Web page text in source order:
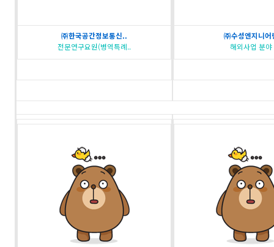
㈜한국공간정보통신..
전문연구요원(병역특례..
㈜수성엔지니어
해외사업 분야